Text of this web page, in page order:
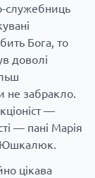
служебниць
Бога, то
доволі
не забракло.
—
— пані Марія
Юшкалюк.
цікава